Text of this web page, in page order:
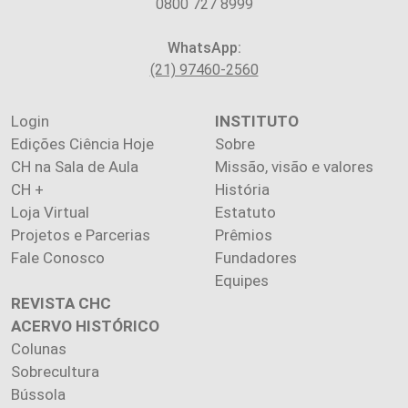
0800 727 8999
WhatsApp:
(21) 97460-2560
Login
Edições Ciência Hoje
CH na Sala de Aula
CH +
Loja Virtual
Projetos e Parcerias
Fale Conosco
INSTITUTO
Sobre
Missão, visão e valores
História
Estatuto
Prêmios
Fundadores
Equipes
REVISTA CHC
ACERVO HISTÓRICO
Colunas
Sobrecultura
Bússola